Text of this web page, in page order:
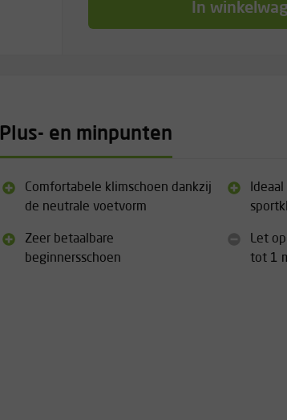
In
Plus- en minpunten
Comfortabele klimschoen dankzij
de neutrale voetvorm
Zeer betaalbare
beginnersschoen
Let
tot 1